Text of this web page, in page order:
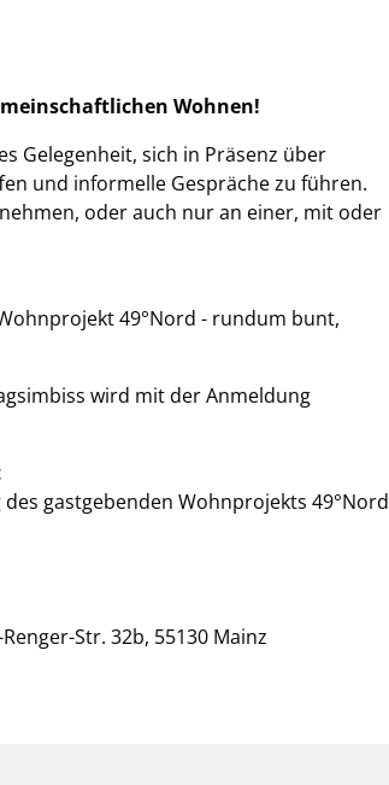
Wohnen!
Gelegenheit, sich in Präsenz über
und informelle Gespräche zu führen.
oder auch nur an einer, mit oder
49°Nord - rundum bunt,
wird mit der Anmeldung
gastgebenden Wohnprojekts 49°Nord
Str. 32b, 55130 Mainz